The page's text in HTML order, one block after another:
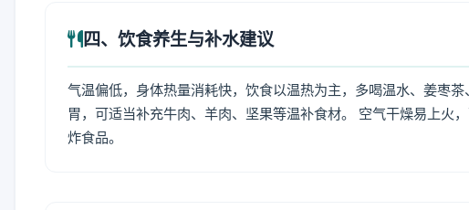
四、饮食养生与补水建议
气温偏低，身体热量消耗快，饮食以温热为主，多喝温水、姜枣
胃，可适当补充牛肉、羊肉、坚果等温补食材。 空气干燥易上火
炸食品。